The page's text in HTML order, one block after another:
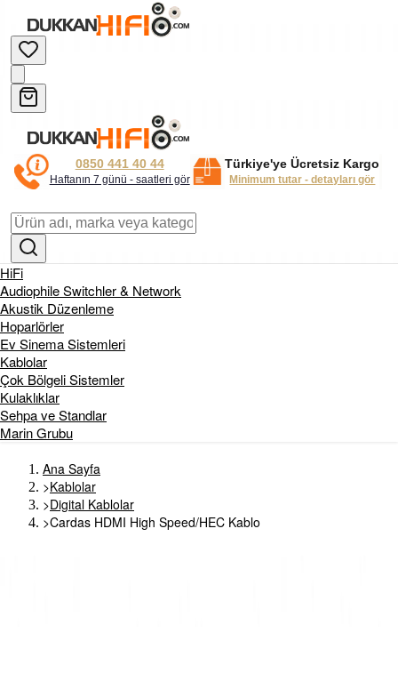
0850 441 40 44
Haftanın 7 günü - saatleri gör
Türkiye'ye Ücretsiz Kargo
Minimum tutar - detayları gör
HiFi
Audiophile Switchler & Network
Akustik Düzenleme
Hoparlörler
Ev Sinema Sistemleri
Kablolar
Çok Bölgeli Sistemler
Kulaklıklar
Sehpa ve Standlar
Marin Grubu
Ana Sayfa
>Kablolar
>Digital Kablolar
>Cardas HDMI High Speed/HEC Kablo